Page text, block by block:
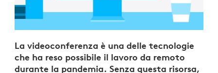
La videoconferenza è una delle tecnologie
che ha reso possibile il lavoro da remoto
durante la pandemia. Senza questa risorsa,